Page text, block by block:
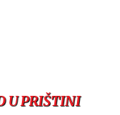
U PRIŠTINI